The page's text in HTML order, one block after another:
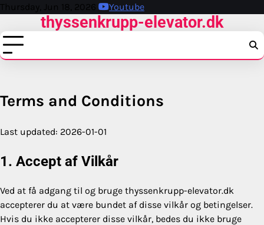
Skip
content
Thursday, Jun 18, 2026 Youtube
thyssenkrupp-elevator.dk
Terms and Conditions
Last updated: 2026-01-01
1. Accept af Vilkår
Ved at få adgang til og bruge thyssenkrupp-elevator.dk
accepterer du at være bundet af disse vilkår og betingelser.
Hvis du ikke accepterer disse vilkår, bedes du ikke bruge